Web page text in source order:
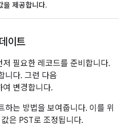
을 제공합니다.
이트
필요한 레코드를 준비합니다.
니다. 그런 다음
여 변경합니다.
하는 방법을 보여줍니다. 이를 위
은 PST로 조정됩니다.